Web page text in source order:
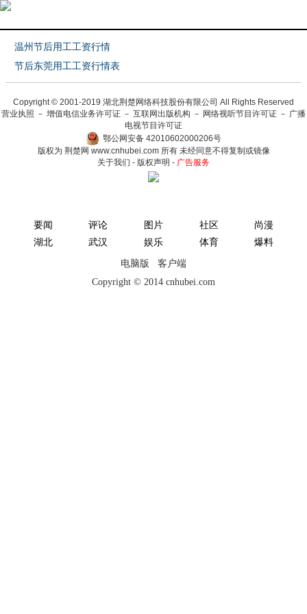
网络专题>薪资播报
温州节后用工工资行情
节后东莞用工工资行情表
Copyright © 2001-2019 湖北荆楚网络科技股份有限公司 All Rights Reserved
营业执照 － 增值电信业务许可证 － 互联网出版机构 － 网络视听节目许可证 － 广播
电视节目许可证
鄂公网安备 42010602000206号
版权为 荆楚网 www.cnhubei.com所有 未经同意不得复制或镜像
关于我们 - 版权声明 - 广告服务
要闻 评论 图片 社区
尚漫
湖北
武汉 娱乐 体育 爆料
电脑版
客户端
Copyright © 2014 cnhubei.com